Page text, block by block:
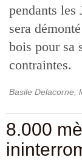
pendants les
sera
bois pour sa
contraintes.
Basile Delacorne ,
8.000